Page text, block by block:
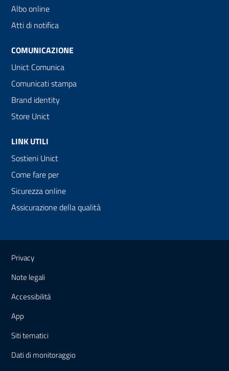
Albo online
Atti di notifica
COMUNICAZIONE
Unict Comunica
Comunicati stampa
Brand identity
Store Unict
LINK UTILI
Sostieni Unict
Come fare per
Sicurezza online
Assicurazione della qualità
Link e informazioni utili
Privacy
Note legali
Accessibilità
App
Siti tematici
Dati di monitoraggio